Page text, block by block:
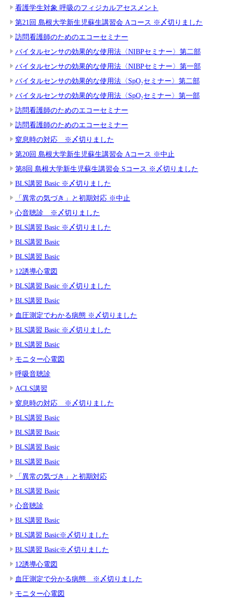
看護学生対象 呼吸のフィジカルアセスメント
第21回 島根大学新生児蘇生講習会 Aコース ※〆切りました
訪問看護師のためのエコーセミナー
バイタルセンサの効果的な使用法〈NIBPセミナー〉第二部
バイタルセンサの効果的な使用法〈NIBPセミナー〉第一部
バイタルセンサの効果的な使用法〈SpO₂セミナー〉第二部
バイタルセンサの効果的な使用法〈SpO₂セミナー〉第一部
訪問看護師のためのエコーセミナー
訪問看護師のためのエコーセミナー
窒息時の対応 ※〆切りました
第20回 島根大学新生児蘇生講習会 Aコース ※中止
第8回 島根大学新生児蘇生講習会 Sコース ※〆切りました
BLS講習 Basic ※〆切りました
「異常の気づき」と初期対応 ※中止
心音聴診 ※〆切りました
BLS講習 Basic ※〆切りました
BLS講習 Basic
BLS講習 Basic
12誘導心電図
BLS講習 Basic ※〆切りました
BLS講習 Basic
血圧測定でわかる病態 ※〆切りました
BLS講習 Basic ※〆切りました
BLS講習 Basic
モニター心電図
呼吸音聴診
ACLS講習
窒息時の対応 ※〆切りました
BLS講習 Basic
BLS講習 Basic
BLS講習 Basic
BLS講習 Basic
「異常の気づき」と初期対応
BLS講習 Basic
心音聴診
BLS講習 Basic
BLS講習 Basic※〆切りました
BLS講習 Basic※〆切りました
12誘導心電図
血圧測定で分かる病態 ※〆切りました
モニター心電図